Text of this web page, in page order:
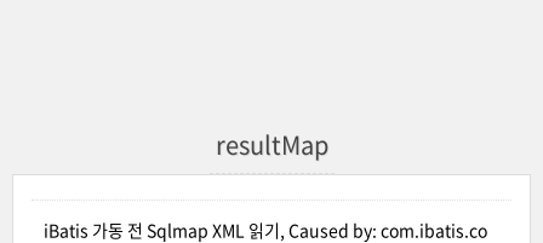
resultMap
iBatis 가동 전 Sqlmap XML 읽기, Caused by: com.ibatis.co